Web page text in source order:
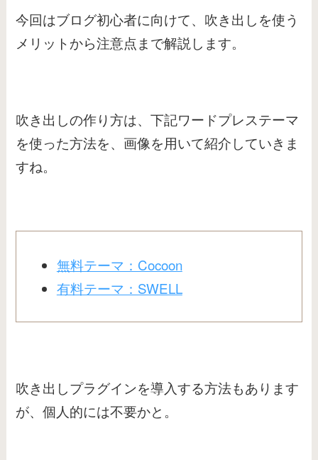
今回はブログ初心者に向けて、吹き出しを使う
メリットから注意点まで解説します。
吹き出しの作り方は、下記ワードプレステーマ
を使った方法を、画像を用いて紹介していきま
すね。
無料テーマ：Cocoon
有料テーマ：SWELL
吹き出しプラグインを導入する方法もあります
が、個人的には不要かと。